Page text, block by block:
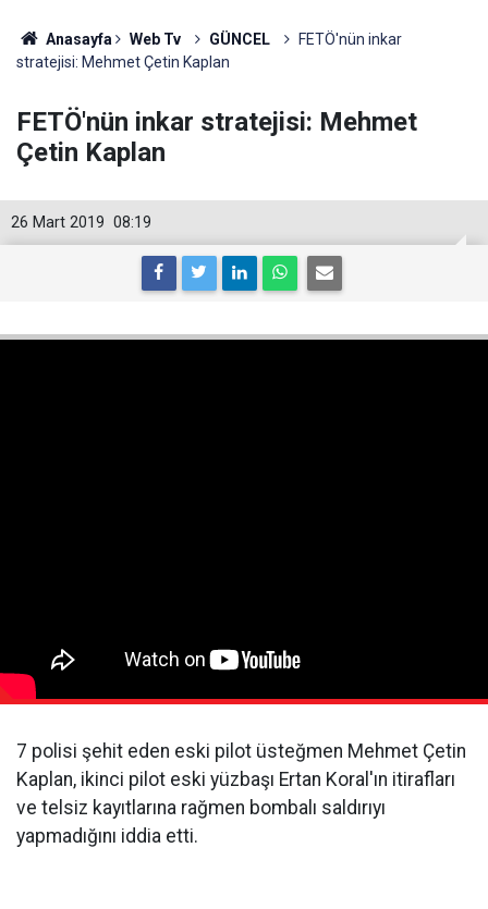
Anasayfa Web Tv GÜNCEL
FETÖ'nün inkar
stratejisi: Mehmet Çetin Kaplan
FETÖ'nün inkar stratejisi: Mehmet
Çetin Kaplan
08:19
26 Mart 2019
7 polisi şehit eden eski pilot üsteğmen Mehmet Çetin
Kaplan, ikinci pilot eski yüzbaşı Ertan Koral'ın itirafları
ve telsiz kayıtlarına rağmen bombalı saldırıyı
yapmadığını iddia etti.